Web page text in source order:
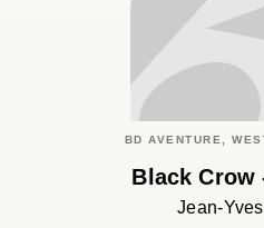
BD AVENTURE,
Black Crow
Jean-